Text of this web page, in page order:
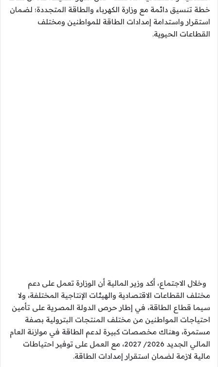
خطة تنسيق دائمة مع وزارة الكهرباء والطاقة المتجددة؛ لضمان
استقرار واستدامة إمدادات الطاقة للمواطنين ومختلف
القطاعات الحيوية.
وخلال الاجتماع، أكد وزير المالية أن الوزارة تعمل على دعم
مختلف القطاعات الاقتصادية والهيئات الإنتاجية المختلفة، ولا
سيما قطاع الطاقة، في إطار حرص الدولة المصرية على تأمين
احتياجات المواطنين من مختلف المنتجات البترولية بصفة
مستمرة، وهناك مخصصات كبيرة لدعم الطاقة في موازنة العام
المالي الجديد 2026/ 2027، مع العمل على توفير احتياطات
مالية لازمة لضمان استقرار إمدادات الطاقة.